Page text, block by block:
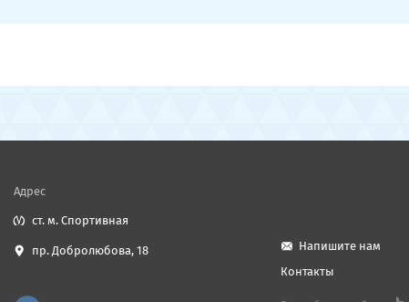
Адрес
ст. м. Спортивная
пр. Добролюбова, 18
Напишите нам
Контакты